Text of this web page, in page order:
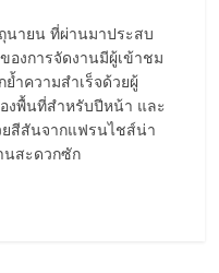
นายน ที่ผ่านมาประสบ
องการจัดงานมีผู้เข้าชม
ำความสำเร็จด้วยผู้
งพื้นที่สำหรับปีหน้า และ
สีสันจากแฟรนไชส์น่า
นสะดวกซัก